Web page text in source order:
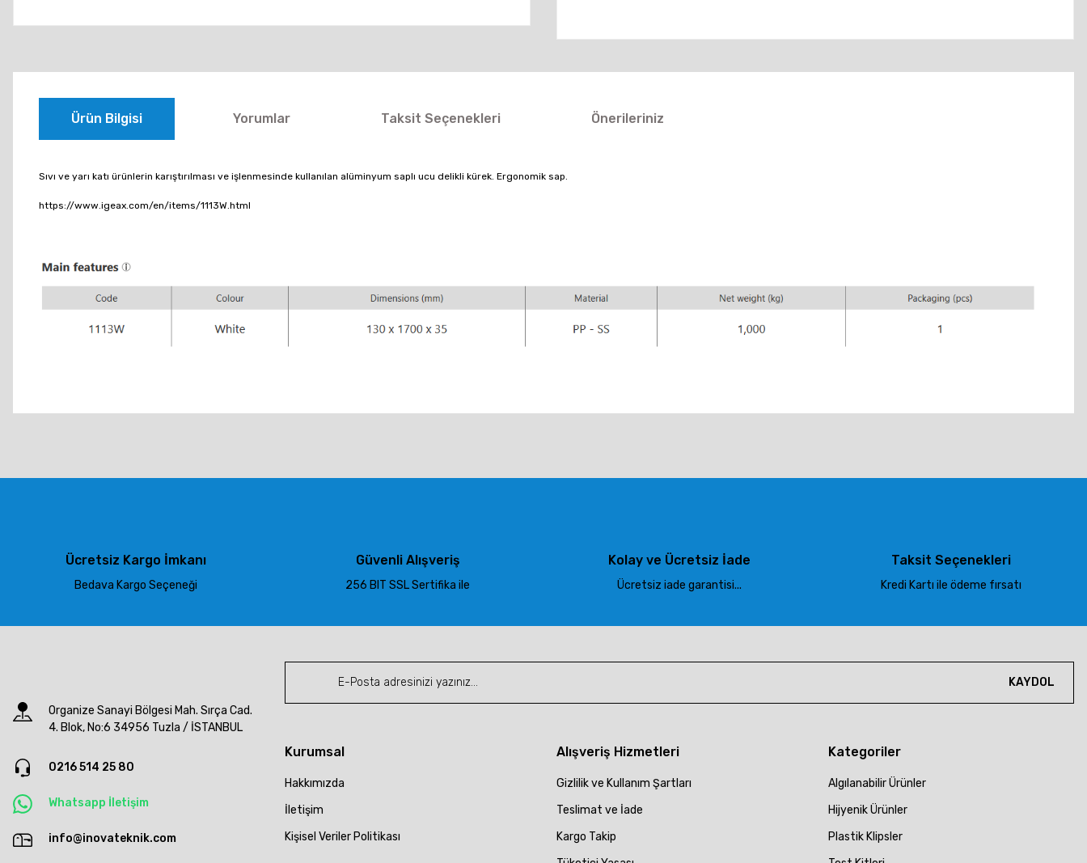
Ürün Bilgisi Yorumlar Taksit Seçenekleri Önerileriniz
Sıvı ve yarı katı ürünlerin karıştırılması ve işlenmesinde kullanılan alüminyum saplı ucu delikli kürek. Ergonomik sap.
https://www.igeax.com/en/items/1113W.html
Ürün resmi kalitesiz, bozuk veya görüntülenemiyor.
Bu ürüne benzer farklı alternatifler olmalı.
Ücretsiz Kargo İmkanı
Bedava Kargo Seçeneği
Güvenli Alışveriş
256 BIT SSL Sertifika ile
Kolay ve Ücretsiz İade
Ücretsiz iade garantisi...
Taksit Seçenekleri
Kredi Kartı ile ödeme fırsatı
Organize Sanayi Bölgesi Mah. Sırça Cad.
4. Blok, No:6 34956 Tuzla / İSTANBUL
0216 514 25 80
Whatsapp İletişim
info@inovateknik.com
KAYDOL
Kurumsal
Hakkımızda
İletişim
Kişisel Veriler Politikası
Alışveriş Hizmetleri
Gizlilik ve Kullanım Şartları
Teslimat ve İade
Kargo Takip
Kategoriler
Algılanabilir Ürünler
Hijyenik Ürünler
Plastik Klipsler